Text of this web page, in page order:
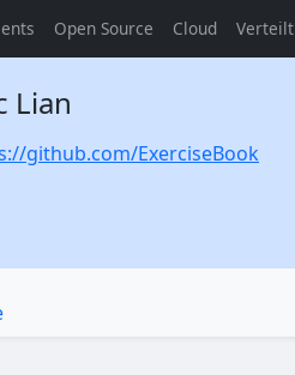
Open Source Cloud Verteilt
Lian
github.com/ExerciseBook